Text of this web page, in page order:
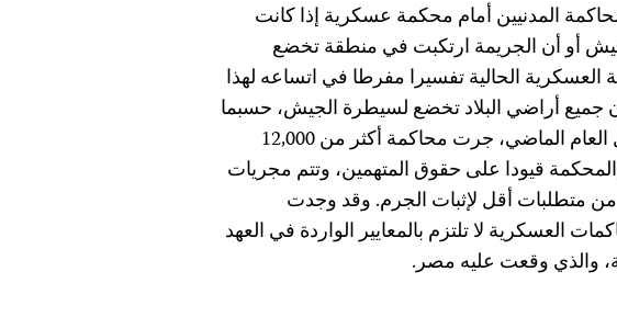
المدنيين أمام محكمة عسكرية إذا كانت
أو أن الجريمة ارتكبت في منطقة تخضع
العسكرية الحالية تفسيرا مفرطا في اتساعه لهذا
جميع أراضي البلاد تخضع لسيطرة الجيش، حسبما
تظهر أبحاث لجنة حماية الصحفيين. وخلال العام الماضي، جرت محاكمة أكثر من 12,000
قيودا على حقوق المتهمين، وتتم مجريات
من متطلبات أقل لإثبات الجرم. وقد وجدت
العسكرية لا تلتزم بالمعايير الواردة في العهد
والذي وقعت عليه مصر.